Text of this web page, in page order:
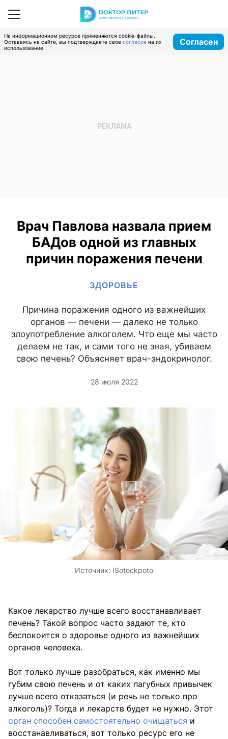
На информационном ресурсе применяются cookie-файлы.
Оставаясь на сайте, вы подтверждаете свое согласие на их
использование.
Согласен
Врач Павлова назвала прием
БАДов одной из главных
причин поражения печени
ЗДОРОВЬЕ
Причина поражения одного из важнейших
органов — печени — далеко не только
злоупотребление алкоголем. Что еще мы часто
делаем не так, и сами того не зная, убиваем
свою печень? Объясняет врач-эндокринолог.
28 июля 2022
Источник: ISotockpoto
Какое лекарство лучше всего восстанавливает
печень? Такой вопрос часто задают те, кто
беспокоится о здоровье одного из важнейших
органов человека.
Вот только лучше разобраться, как именно мы
губим свою печень и от каких пагубных привычек
лучше всего отказаться (и речь не только про
алкоголь)? Тогда и лекарств будет не нужно. Этот
орган способен самостоятельно очищаться и
восстанавливаться, вот только ресурс его не